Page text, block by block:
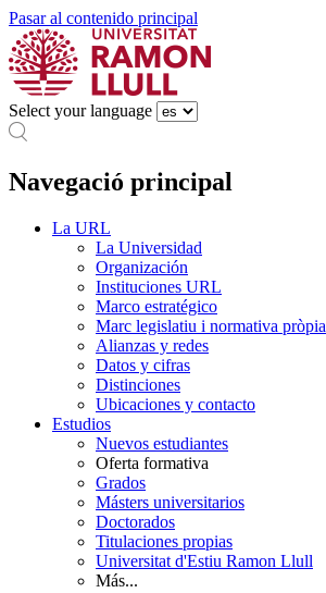
Pasar al contenido principal
Select your language
Navegació principal
La URL
La Universidad
Organización
Instituciones URL
Marco estratégico
Marc legislatiu i normativa pròpia
Alianzas y redes
Datos y cifras
Distinciones
Ubicaciones y contacto
Estudios
Nuevos estudiantes
Oferta formativa
Grados
Másters universitarios
Doctorados
Titulaciones propias
Universitat d'Estiu Ramon Llull
Más...